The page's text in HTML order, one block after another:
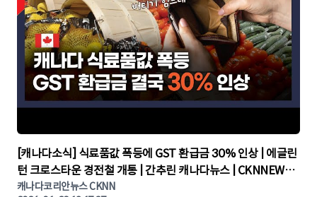
▶
[캐나다소식] 식료품값 폭등에 GST 환급금 30% 인상 | 에글린
턴 크로스타운 경전철 개통 | 간추린 캐나다뉴스 | CKNNEWS,
캐나다코리안뉴스
캐나다코리안뉴스 CKNN